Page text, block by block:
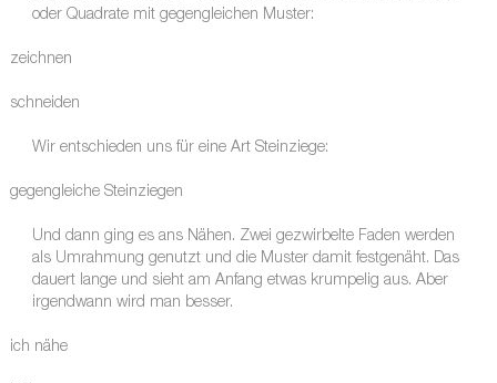
oder Quadrate mit gegengleichen Muster:
zeichnen
schneiden
Wir entschieden uns für eine Art Steinziege:
gegengleiche Steinziegen
Und dann ging es ans Nähen. Zwei gezwirbelte Faden werden
als Umrahmung genutzt und die Muster damit festgenäht. Das
dauert lange und sieht am Anfang etwas krumpelig aus. Aber
irgendwann wird man besser.
ich nähe